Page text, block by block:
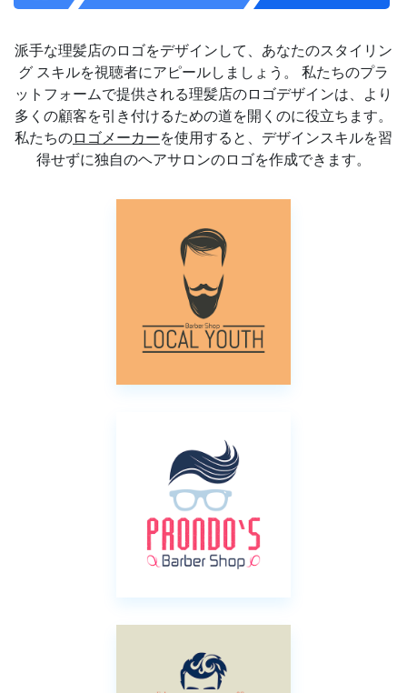
派手な理髪店のロゴをデザインして、あなたのスタイリン
グ スキルを視聴者にアピールしましょう。 私たちのプラ
ットフォームで提供される理髪店のロゴデザインは、より
多くの顧客を引き付けるための道を開くのに役立ちます。
私たちのロゴメーカーを使用すると、デザインスキルを習
得せずに独自のヘアサロンのロゴを作成できます。